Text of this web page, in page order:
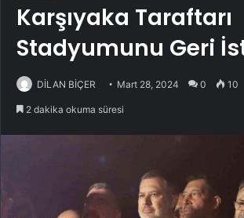
Karşıyaka Taraftarı
Stadyumunu Geri
DİLAN BİÇER Mart 28, 2024 0 10
2 dakika okuma süresi